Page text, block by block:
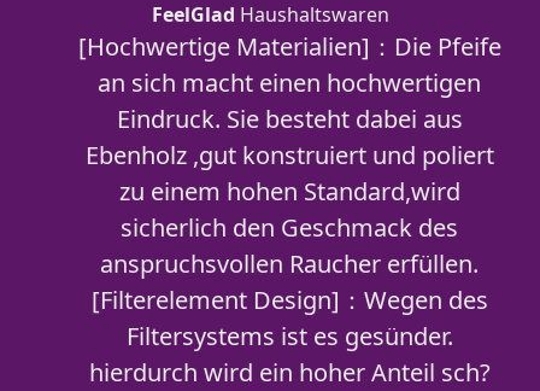
FeelGlad Haushaltswaren
[Hochwertige Materialien]：Die Pfeife
an sich macht einen hochwertigen
Eindruck. Sie besteht dabei aus
Ebenholz ,gut konstruiert und poliert
zu einem hohen Standard,wird
sicherlich den Geschmack des
anspruchsvollen Raucher erfüllen.
[Filterelement Design]：Wegen des
Filtersystems ist es gesünder.
hierdurch wird ein hoher Anteil sch?